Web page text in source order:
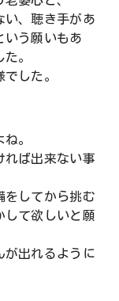
い、聴き手があ
いう願いもあ
。
した。
。
れば出来ない事
をしてから挑む
して欲しいと願
が出れるように